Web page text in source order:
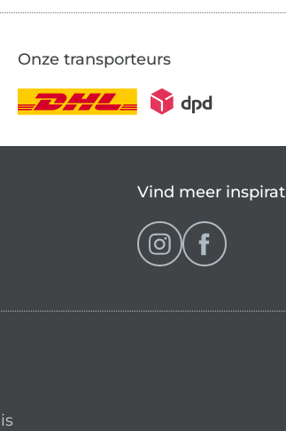
Onze transporteurs
Vind meer
shop (momenteel gekozen)
de Franse shop